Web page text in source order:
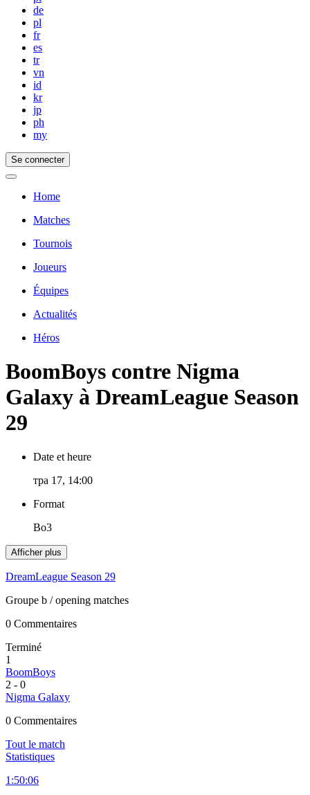
de
pl
fr
es
tr
vn
id
kr
jp
ph
my
Se connecter
Home
Matches
Tournois
Joueurs
Équipes
Actualités
Héros
BoomBoys contre Nigma
Galaxy à DreamLeague Season
29
Date et heure
тра 17, 14:00
Format
Bo3
Afficher plus
DreamLeague Season 29
Groupe b / opening matches
0 Commentaires
Terminé
1
BoomBoys
2 - 0
Nigma Galaxy
0 Commentaires
Tout le match
Statistiques
1:50:06